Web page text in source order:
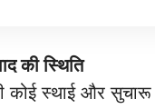
की स्थिति
कोई स्थाई और सुचारू